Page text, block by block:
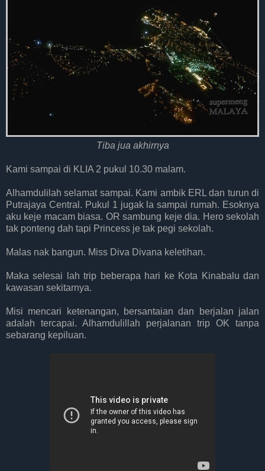
Tiba jua akhirnya
Kami sampai di KLIA 2 pukul 10.30 malam.
Alhamdulilah selamat sampai. Kami ambik ERL dan turun di
Putrajaya Central. Pukul 1 jugak la sampai rumah. Esoknya
aku keje macam biasa. OR sambung keje dia. Hero sekolah
tak ponteng dah tapi Princess je tak pegi sekolah.
Malas nak bangun. Miss Diva Divana keletihan.
Maka selesai lah trip beberapa hari ke Kota Kinabalu dan
kawasan sekitarnya.
Misi mencari ketenangan, bersantaian dan berjalan jalan
adalah tercapai. Alhamdulillah perjalanan trip OK tanpa
sebarang kepiluan.